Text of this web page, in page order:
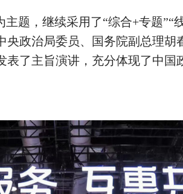
主题，继续采用了“综合+专题”“
政治局委员、国务院副总理
了主旨演讲，充分体现了中